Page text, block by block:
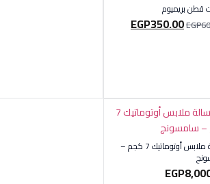
قطن بريميوم
EGP
EGP350.00
غسالة ملابس أوتوماتيك 7 كجم –
EGP